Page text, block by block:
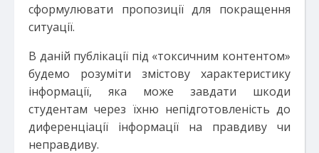
сформулювати пропозиції для покращення
ситуації.
В даній публікації під «токсичним контентом»
будемо розуміти змістову характеристику
інформації, яка може завдати шкоди
студентам через їхню непідготовленість до
диференціації інформації на правдиву чи
неправдиву.